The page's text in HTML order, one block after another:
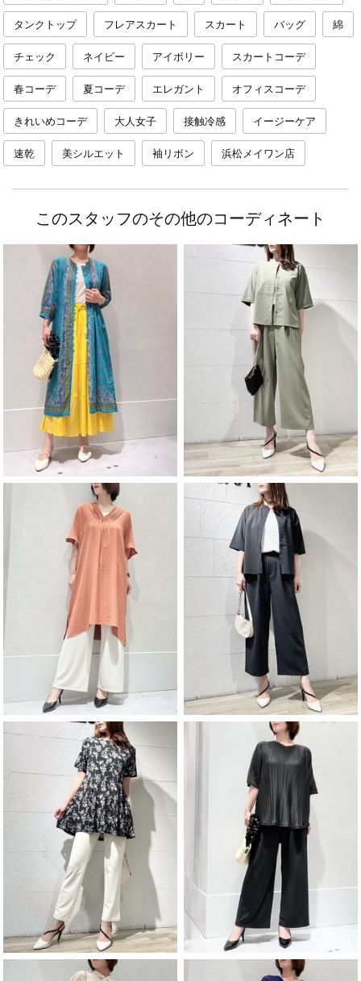
タンクトップ フレアスカート スカート バッグ 綿
チェック ネイビー アイボリー スカートコーデ
春コーデ 夏コーデ エレガント オフィスコーデ
きれいめコーデ 大人女子 接触冷感 イージーケア
速乾 美シルエット 袖リボン 浜松メイワン店
このスタッフのその他のコーディネート